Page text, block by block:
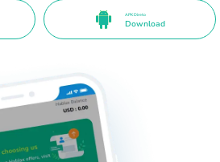
APK Direto
Download